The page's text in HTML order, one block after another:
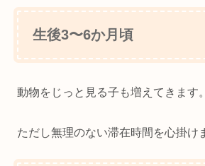
生後3〜6か月頃
動物をじっと見る子も増えてきます。
ただし無理のない滞在時間を心掛け